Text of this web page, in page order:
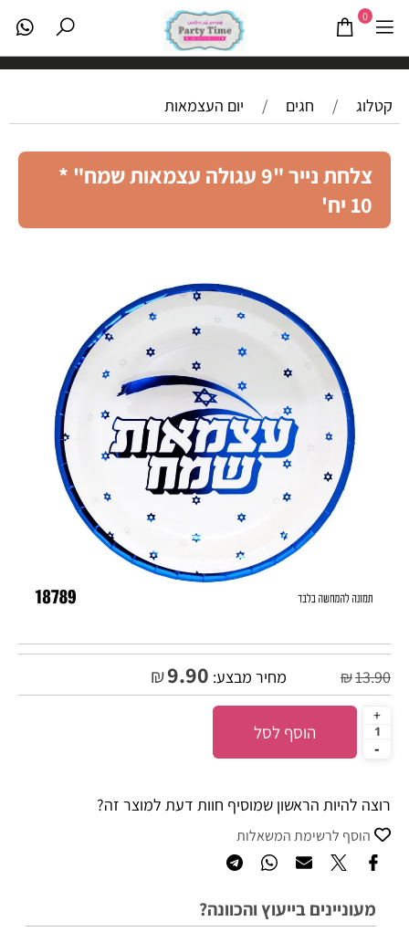
0
קטלוג / חגים / יום העצמאות
צלחת נייר "9 עגולה עצמאות שמח" *
10 יח'
₪13.90 מחיר מבצע: ₪9.90
הוסף לסל
רוצה להיות הראשון שמוסיף חוות דעת למוצר זה?
הוסף לרשימת המשאלות
מעוניינים בייעוץ והכוונה?